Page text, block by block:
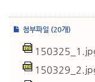
첨부파일 (20개)